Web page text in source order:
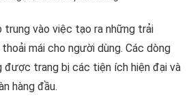
trung vào việc tạo ra những trải
mái cho người dùng. Các dòng
được trang bị các tiện ích hiện đại và
hàng đầu.